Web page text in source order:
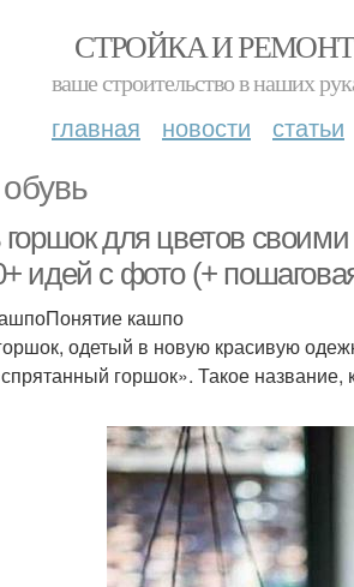
СТРОЙКА И РЕМОНТ
ваше строительство в наших
главная новости статьи
для цветов
идей с фото (+
кашпо
одетый в новую красивую
горшок». Такое название,